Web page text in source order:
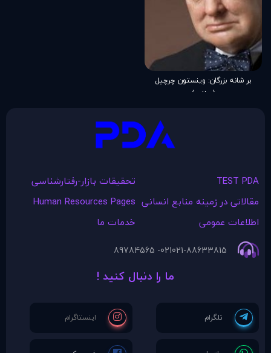
بر شانه بزرگان: وینستون چرچیل
(مطلب)
TEST PDA
تحقیقات بازار-رفتارشناسی
مقالاتی در زمينه منابع انسانی Human Resources Pages
اطلاعات عمومی
خدمات ما
021-88633815
021- 89784565
ما را دنبال کنید !